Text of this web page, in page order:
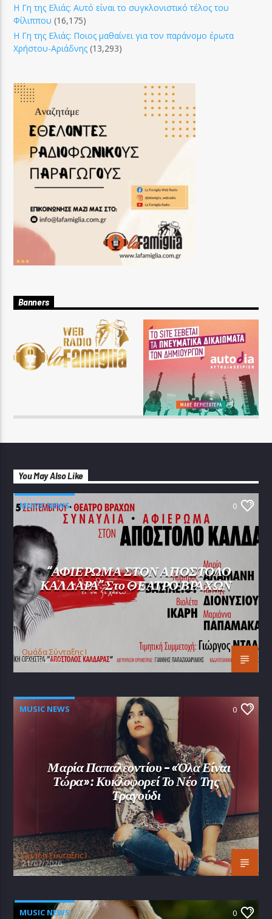
Η Γη της Ελιάς: Αυτό είναι το συγκλονιστικό τέλος του
Φίλιππου (16,175)
Η Γη της Ελιάς: Ποιος μαθαίνει για τον παράνομο έρωτα
Χρήστου-Αριάδνης (13,293)
Banners
You May Also Like
MUSIC NEWS 0
“ΑΦΙΕΡΩΜΑ ΣΤΟΝ ΑΠΟΣΤΟΛΟ
ΚΑΛΔΑΡΑ” Στο ΘΕΑΤΡΟ ΒΡΑΧΩΝ
Oμάδα Σύνταξης Ι
25/07/2026
MUSIC NEWS 0
Μαρία Παπαλεοντίου – «Όλα Είναι
Τώρα»: Κυκλοφορεί Το Νέο Της
Τραγούδι
Oμάδα Σύνταξης Ι
21/07/2026
MUSIC NEWS 0